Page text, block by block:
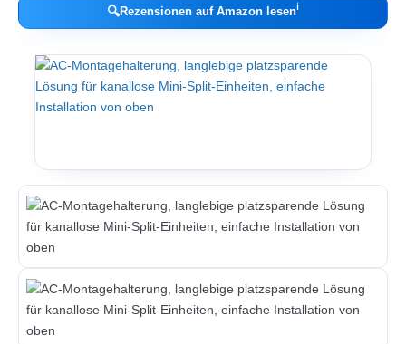
🔍Rezensionen auf Amazon lesenℹ︎